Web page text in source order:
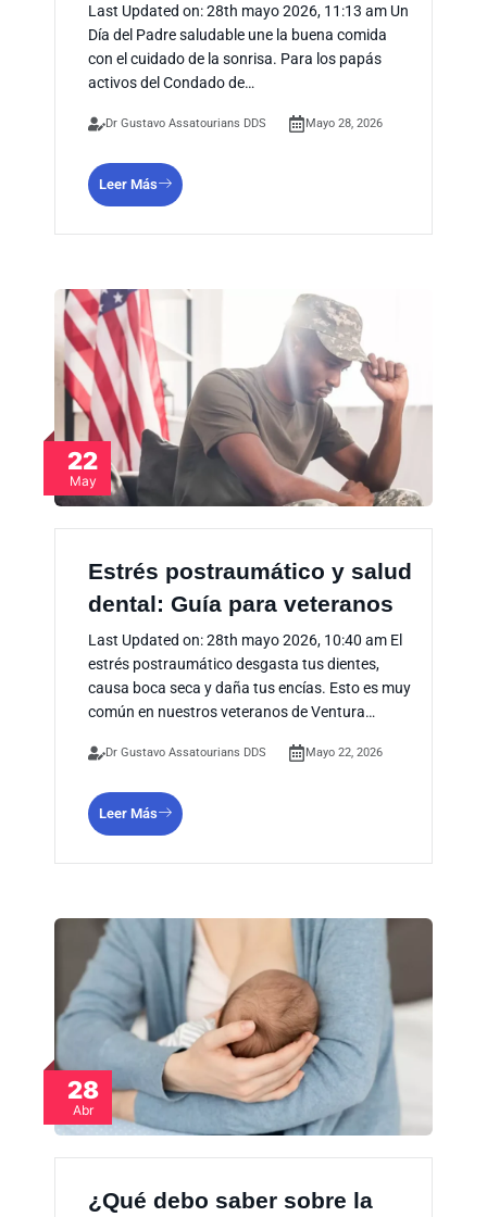
Last Updated on: 28th mayo 2026, 11:13 am Un
Día del Padre saludable une la buena comida
con el cuidado de la sonrisa. Para los papás
activos del Condado de…
Dr Gustavo Assatourians DDS Mayo 28, 2026
Leer Más
22
May
Estrés postraumático y salud
dental: Guía para veteranos
Last Updated on: 28th mayo 2026, 10:40 am El
estrés postraumático desgasta tus dientes,
causa boca seca y daña tus encías. Esto es muy
común en nuestros veteranos de Ventura…
Dr Gustavo Assatourians DDS Mayo 22, 2026
Leer Más
28
Abr
¿Qué debo saber sobre la